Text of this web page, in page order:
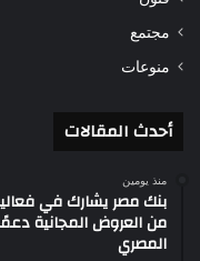
مجتمع
منوعات
أحدث المقالات
منذ يومين
بنك مصر يشارك في
من العروض المجانية
المصري